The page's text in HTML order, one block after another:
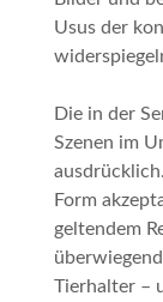
Usus der
Die in der
Szenen im
Form
geltendem
Tierhalter –